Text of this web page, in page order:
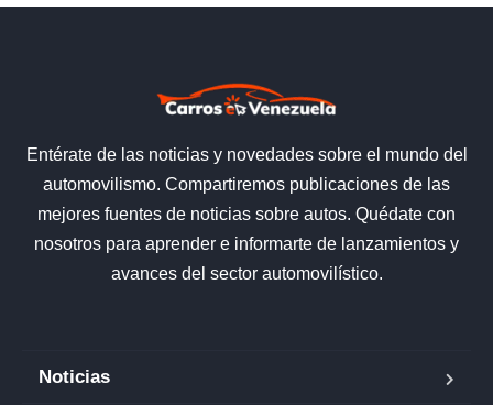
Entérate de las noticias y novedades sobre el mundo del
automovilismo. Compartiremos publicaciones de las
mejores fuentes de noticias sobre autos. Quédate con
nosotros para aprender e informarte de lanzamientos y
avances del sector automovilístico.
Noticias